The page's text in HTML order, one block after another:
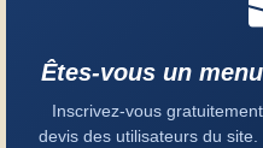
Êtes-vous un
Inscrivez-vous
devis des utilisateurs du